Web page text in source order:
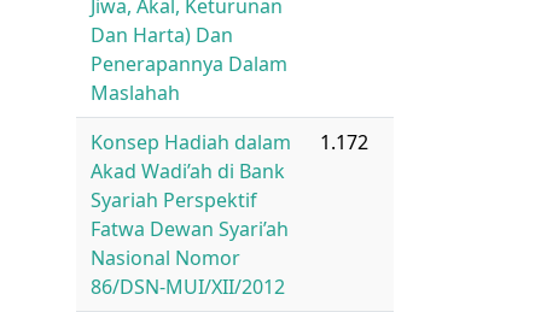
Jiwa, Akal, Keturunan
Dan Harta) Dan
Penerapannya Dalam
Maslahah
Konsep Hadiah dalam
Akad Wadi’ah di Bank
Syariah Perspektif
Fatwa Dewan Syari’ah
Nasional Nomor
86/DSN-MUI/XII/2012
1.172